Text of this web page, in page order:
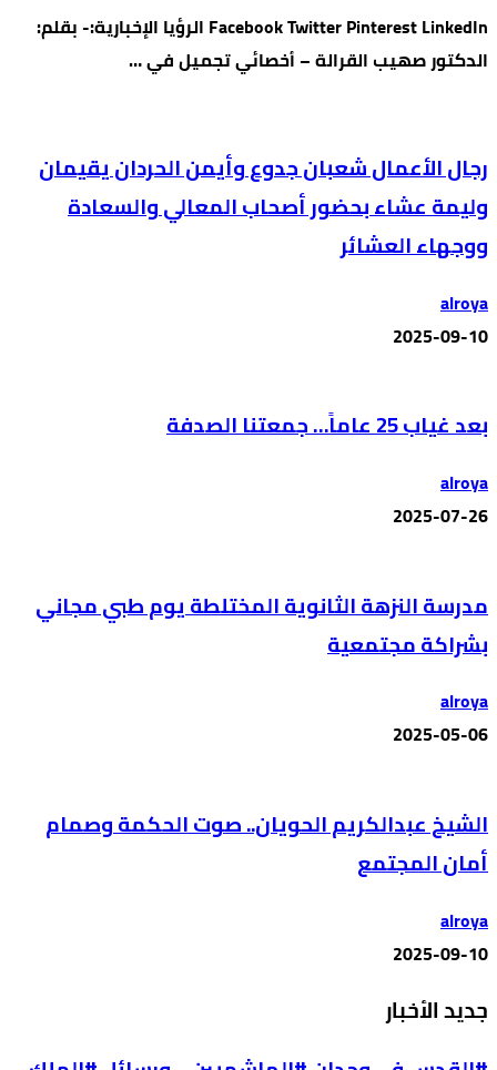
Facebook Twitter Pinterest LinkedIn الرؤيا الإخبارية:- بقلم:
الدكتور صهيب القرالة – أخصائي تجميل في …
رجال الأعمال شعبان جدوع وأيمن الحردان يقيمان
وليمة عشاء بحضور أصحاب المعالي والسعادة
ووجهاء العشائر
alroya
2025-09-10
بعد غياب 25 عاماً… جمعتنا الصدفة
alroya
2025-07-26
مدرسة النزهة الثانوية المختلطة يوم طبي مجاني
بشراكة مجتمعية
alroya
2025-05-06
الشيخ عبدالكريم الحويان.. صوت الحكمة وصمام
أمان المجتمع
alroya
2025-09-10
جديد الأخبار